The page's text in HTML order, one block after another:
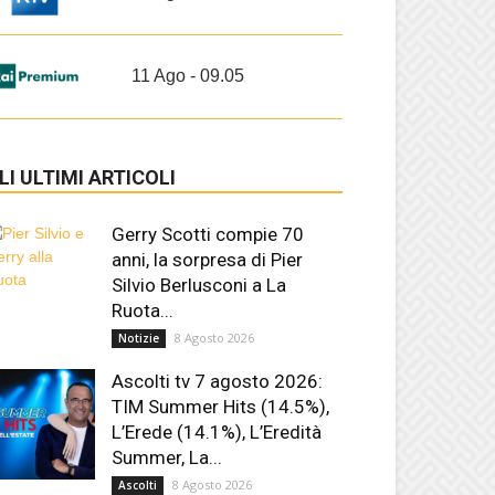
11 Ago - 09.05
ULTIMI ARTICOLI
Gerry Scotti compie 70
anni, la sorpresa di Pier
Silvio Berlusconi a La
Ruota...
Notizie 8 Agosto 2026
Ascolti tv 7 agosto 2026:
TIM Summer Hits (14.5%),
L’Erede (14.1%), L’Eredità
Summer, La...
Ascolti 8 Agosto 2026